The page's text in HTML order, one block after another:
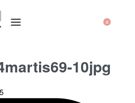
0
10jpg